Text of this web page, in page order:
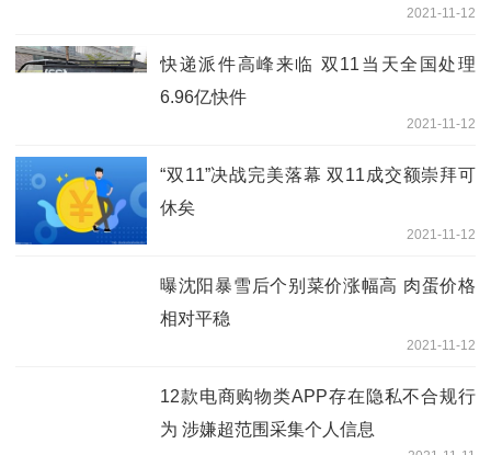
2021-11-12
快递派件高峰来临 双11当天全国处理
6.96亿快件
2021-11-12
“双11”决战完美落幕 双11成交额崇拜可
休矣
2021-11-12
曝沈阳暴雪后个别菜价涨幅高 肉蛋价格
相对平稳
2021-11-12
12款电商购物类APP存在隐私不合规行
为 涉嫌超范围采集个人信息